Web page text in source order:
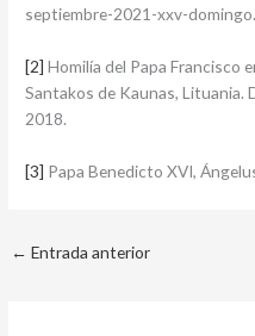
septiembre-2021-xxv-
[2] Homilía del Papa Francisco
Santakos de Kaunas, Lituania.
2018.
[3] Papa Benedicto XVI,
← Entrada anterior